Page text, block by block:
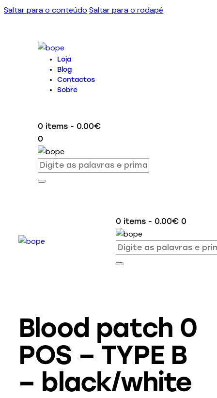
Saltar para o conteúdo Saltar para o rodapé
Loja
Blog
Contactos
Sobre
0 items - 0.00€
0
0 items - 0.00€ 0
Blood patch 0
POS – TYPE B
– black/white